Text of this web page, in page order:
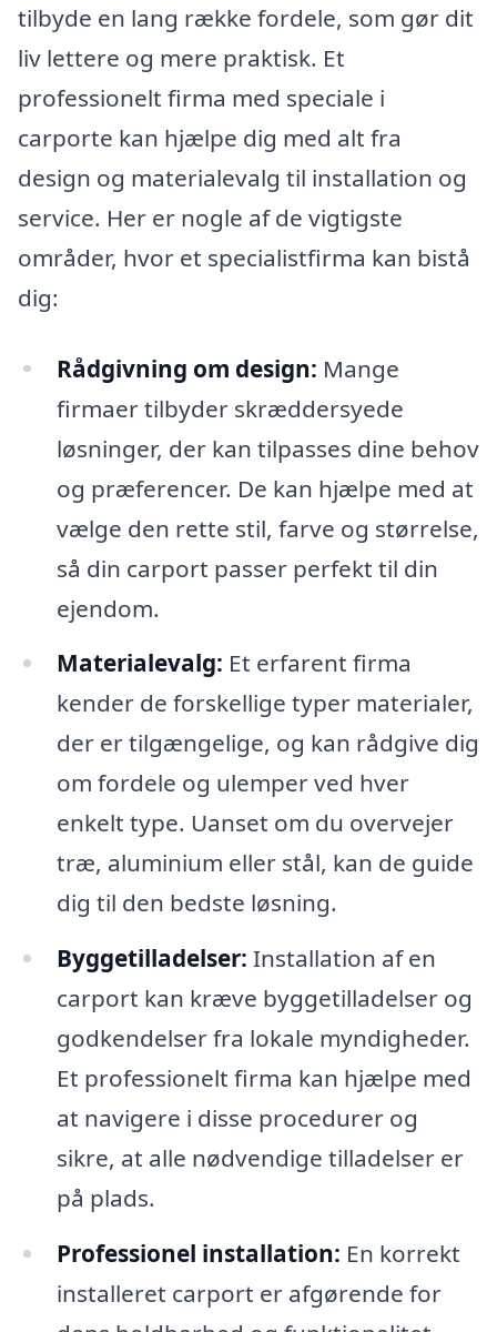
tilbyde en lang række fordele, som gør dit
liv lettere og mere praktisk. Et
professionelt firma med speciale i
carporte kan hjælpe dig med alt fra
design og materialevalg til installation og
service. Her er nogle af de vigtigste
områder, hvor et specialistfirma kan bistå
dig:
Rådgivning om design: Mange
firmaer tilbyder skræddersyede
løsninger, der kan tilpasses dine behov
og præferencer. De kan hjælpe med at
vælge den rette stil, farve og størrelse,
så din carport passer perfekt til din
ejendom.
Materialevalg: Et erfarent firma
kender de forskellige typer materialer,
der er tilgængelige, og kan rådgive dig
om fordele og ulemper ved hver
enkelt type. Uanset om du overvejer
træ, aluminium eller stål, kan de guide
dig til den bedste løsning.
Byggetilladelser: Installation af en
carport kan kræve byggetilladelser og
godkendelser fra lokale myndigheder.
Et professionelt firma kan hjælpe med
at navigere i disse procedurer og
sikre, at alle nødvendige tilladelser er
på plads.
Professionel installation: En korrekt
installeret carport er afgørende for